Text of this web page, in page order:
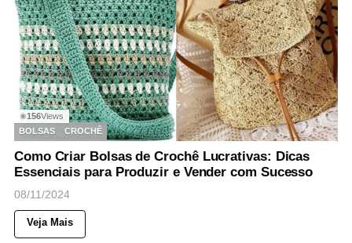
◉156Views
BOLSAS
CROCHÊ
Como Criar Bolsas de Crochê Lucrativas: Dicas
Essenciais para Produzir e Vender com Sucesso
08/11/2024
Veja Mais